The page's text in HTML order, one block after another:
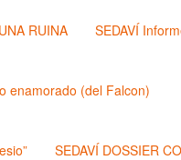
RUINA SEDAVÍ
enamorado (del Falcon)
SEDAVÍ DOSSIER